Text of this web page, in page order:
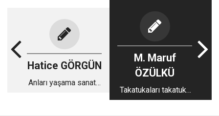
Hatice GÖRGÜN
Anları yaşama sanatı-
M. Maruf
ÖZÜLKÜ
Takatukaları takatuka
edemeyecek miyiz?